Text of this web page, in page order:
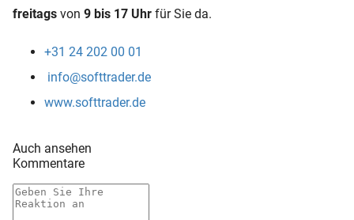
freitags von 9 bis 17 Uhr für Sie da.
+31 24 202 00 01
info@softtrader.de
www.softtrader.de
Auch ansehen
Kommentare